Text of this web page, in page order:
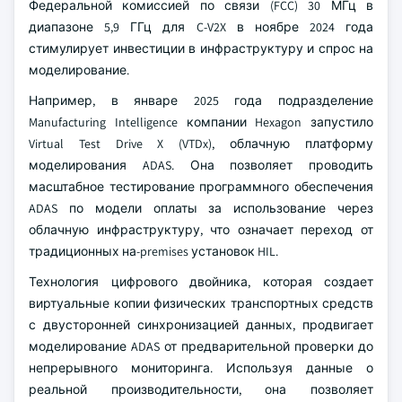
Федеральной комиссией по связи (FCC) 30 МГц в
диапазоне 5,9 ГГц для C-V2X в ноябре 2024 года
стимулирует инвестиции в инфраструктуру и спрос на
моделирование.
Например, в январе 2025 года подразделение
Manufacturing Intelligence компании Hexagon запустило
Virtual Test Drive X (VTDx), облачную платформу
моделирования ADAS. Она позволяет проводить
масштабное тестирование программного обеспечения
ADAS по модели оплаты за использование через
облачную инфраструктуру, что означает переход от
традиционных на-premises установок HIL.
Технология цифрового двойника, которая создает
виртуальные копии физических транспортных средств
с двусторонней синхронизацией данных, продвигает
моделирование ADAS от предварительной проверки до
непрерывного мониторинга. Используя данные о
реальной производительности, она позволяет